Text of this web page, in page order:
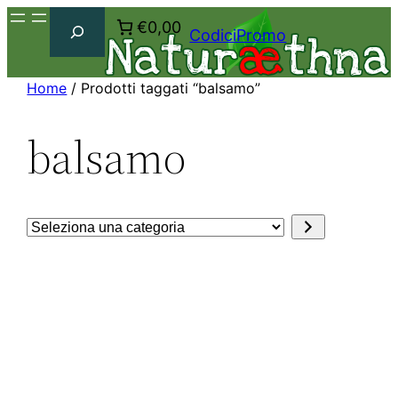
€0,00 CodiciPromo
Home / Prodotti taggati “balsamo”
balsamo
Seleziona